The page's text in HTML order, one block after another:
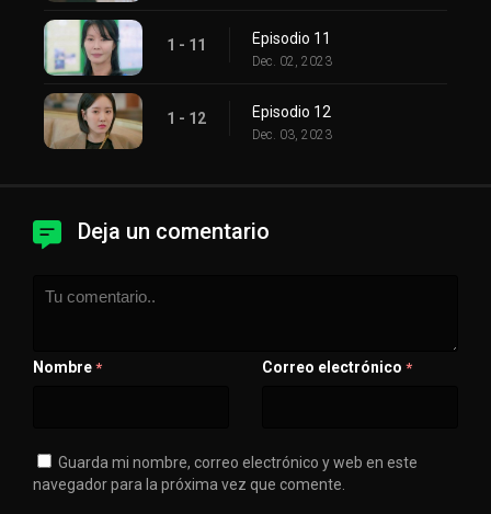
1 - 11 Episodio 11
Dec. 02, 2023
1 - 12 Episodio 12
Dec. 03, 2023
Deja un comentario
Nombre * Correo electrónico *
Guarda mi nombre, correo electrónico y web en este
navegador para la próxima vez que comente.